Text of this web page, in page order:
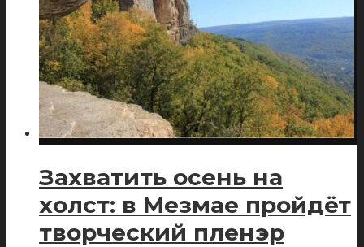
Захватить осень на
холст: в Мезмае пройдёт
творческий пленэр